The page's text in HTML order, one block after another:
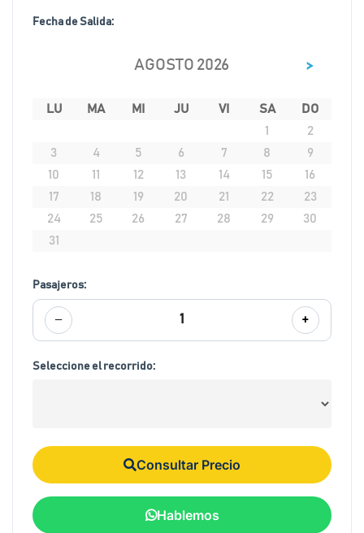
Fecha de Salida:
AGOSTO 2026 >
LU MA MI JU VI SA
DO
1
2
3
4 5 6 7 8
9
10
11 12 13 14 15
16
17
18 19 20 21 22
23
24
25 26 27 28 29
30
31
Pasajeros:
− 1 +
Seleccione el recorrido:
Consultar Precio
Hablemos